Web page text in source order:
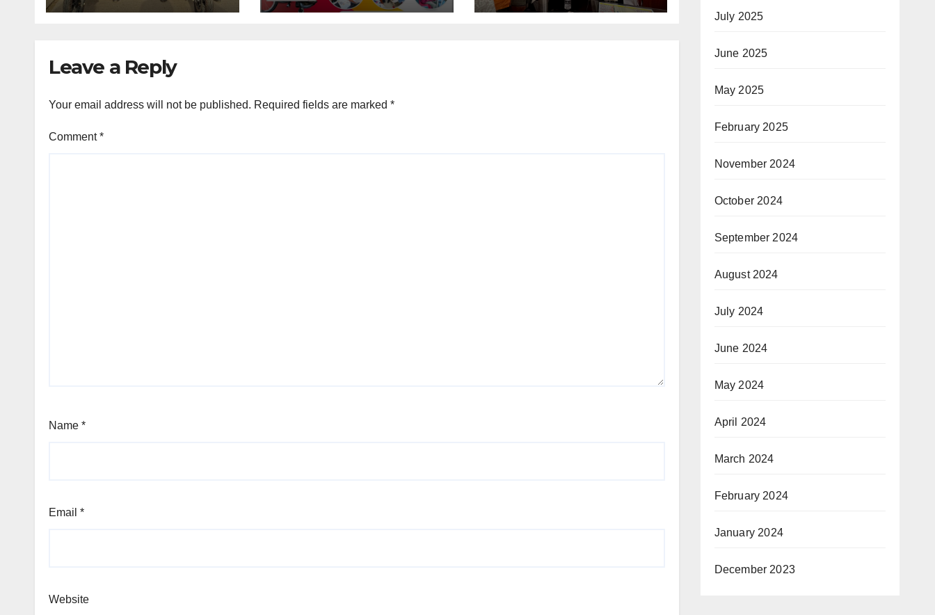
Leave a Reply
Your email address will not be published. Required fields are marked *
Comment*
Name *
Email *
Website
July 2025
June 2025
May 2025
February 2025
November 2024
October 2024
September 2024
August 2024
July 2024
June 2024
May 2024
April 2024
March 2024
February 2024
January 2024
December 2023